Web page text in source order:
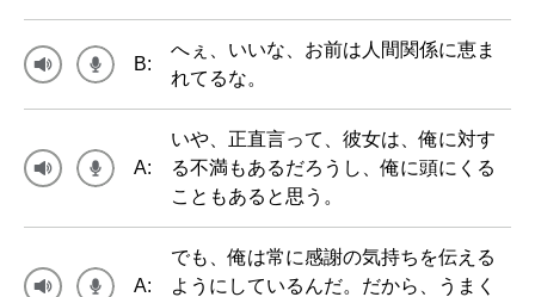
B:
へぇ、いいな、お前は人間関係に恵ま
れてるな。
A:
いや、正直言って、彼女は、俺に対す
る不満もあるだろうし、俺に頭にくる
こともあると思う。
A:
でも、俺は常に感謝の気持ちを伝える
ようにしているんだ。だから、うまく